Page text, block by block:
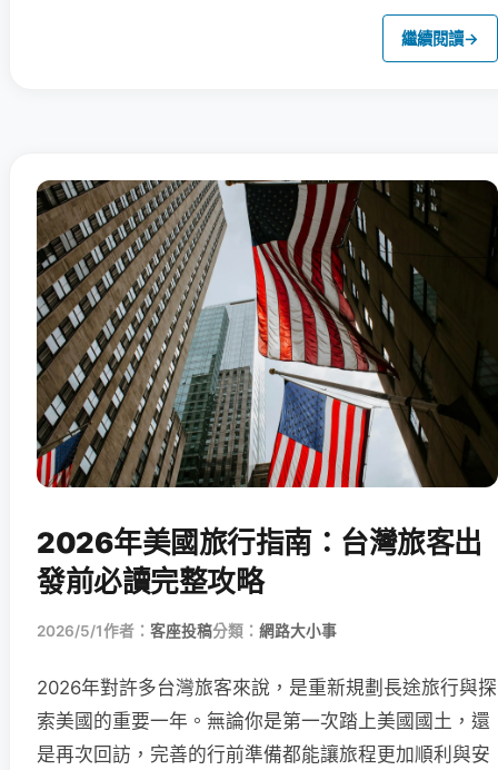
繼續閱讀→
2026年美國旅行指南：台灣旅客出
發前必讀完整攻略
2026/5/1作者： 客座投稿分類： 網路大小事
2026年對許多台灣旅客來說，是重新規劃長途旅行與探
索美國的重要一年。無論你是第一次踏上美國國土，還
是再次回訪，完善的行前準備都能讓旅程更加順利與安